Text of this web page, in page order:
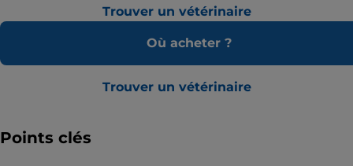
Trouver un vétérinaire
Où acheter ?
Trouver un vétérinaire
Points clés